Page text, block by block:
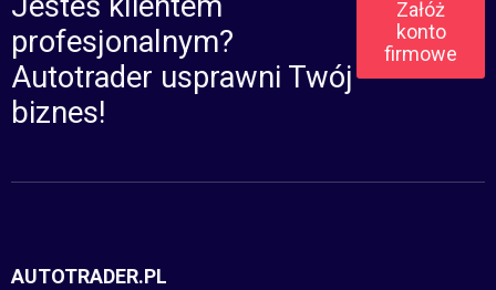
profesjonalnym?
Autotrader usprawni Twój
biznes!
Załóż
konto
firmowe
AUTOTRADER.PL